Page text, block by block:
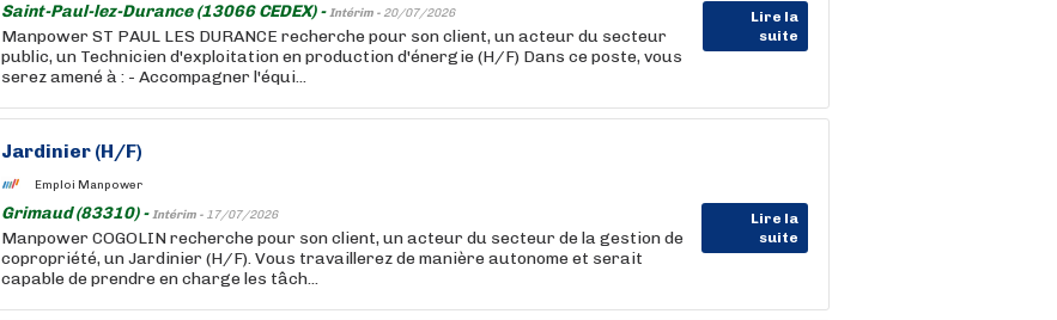
Saint-Paul-lez-Durance (13066 CEDEX) -Intérim - 20/07/2026
Lire la
suite
Manpower ST PAUL LES DURANCE recherche pour son client, un acteur du secteur
public, un Technicien d'exploitation en production d'énergie (H/F) Dans ce poste, vous
serez amené à : - Accompagner l'équi...
Jardinier (H/F)
Emploi Manpower
Grimaud (83310) -Intérim - 17/07/2026
Lire la
suite
Manpower COGOLIN recherche pour son client, un acteur du secteur de la gestion de
copropriété, un Jardinier (H/F). Vous travaillerez de manière autonome et serait
capable de prendre en charge les tâch...